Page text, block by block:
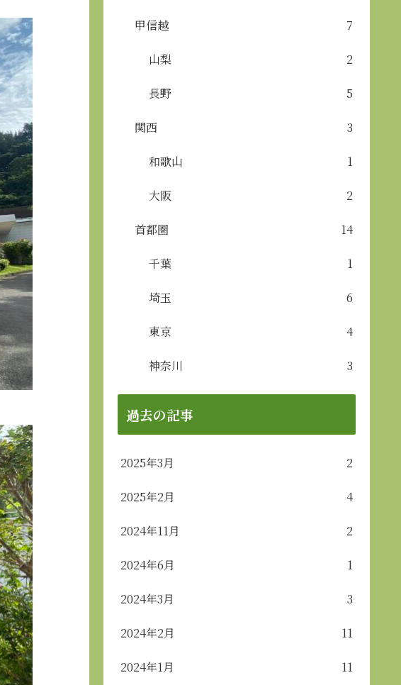
甲信越 7
山梨 2
長野 5
関西 3
和歌山 1
大阪 2
首都圏 14
千葉 1
埼玉 6
東京 4
神奈川 3
過去の記事
2025年3月 2
2025年2月 4
2024年11月 2
2024年6月 1
2024年3月 3
2024年2月 11
2024年1月 11